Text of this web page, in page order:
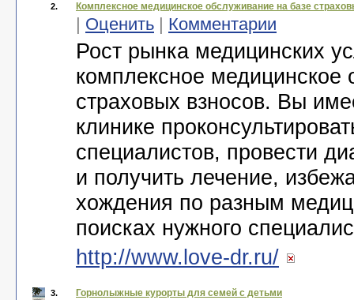
2. Комплексное медицинское обслуживание на базе
| Оценить | Комментарии
Рост рынка медицинских
комплексное медицинское
страховых взносов. Вы
клинике
специалистов, провести
и получить лечение,
хождения по разным
поисках нужного
http://www.love-dr.ru/
3. Горнолыжные курорты для семей с детьми